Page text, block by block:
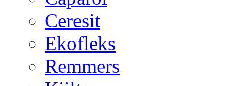
Ceresit
Ekofleks
Remmers